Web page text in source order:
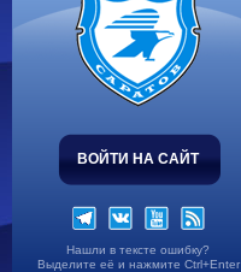
ВОЙТИ НА САЙТ
Нашли в тексте ошибку?
Выделите её и нажмите Ctrl+Enter